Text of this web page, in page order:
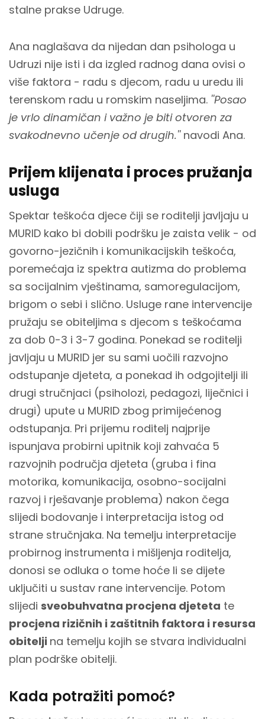
stalne prakse Udruge.
Ana naglašava da nijedan dan psihologa u
Udruzi nije isti i da izgled radnog dana ovisi o
više faktora - radu s djecom, radu u uredu ili
terenskom radu u romskim naseljima. ''Posao
je vrlo dinamičan i važno je biti otvoren za
svakodnevno učenje od drugih.''navodi Ana.
Prijem klijenata i proces pružanja
usluga
Spektar teškoća djece čiji se roditelji javljaju u
MURID kako bi dobili podršku je zaista velik - od
govorno-jezičnih i komunikacijskih teškoća,
poremećaja iz spektra autizma do problema
sa socijalnim vještinama, samoregulacijom,
brigom o sebi i slično. Usluge rane intervencije
pružaju se obiteljima s djecom s teškoćama
za dob 0-3 i 3-7 godina. Ponekad se roditelji
javljaju u MURID jer su sami uočili razvojno
odstupanje djeteta, a ponekad ih odgojitelji ili
drugi stručnjaci (psiholozi, pedagozi, liječnici i
drugi) upute u MURID zbog primijećenog
odstupanja. Pri prijemu roditelj najprije
ispunjava probirni upitnik koji zahvaća 5
razvojnih područja djeteta (gruba i fina
motorika, komunikacija, osobno-socijalni
razvoj i rješavanje problema) nakon čega
slijedi bodovanje i interpretacija istog od
strane stručnjaka. Na temelju interpretacije
probirnog instrumenta i mišljenja roditelja,
donosi se odluka o tome hoće li se dijete
uključiti u sustav rane intervencije. Potom
slijedi sveobuhvatna procjena djeteta te
procjena rizičnih i zaštitnih faktora i resursa
obitelji na temelju kojih se stvara individualni
plan podrške obitelji.
Kada potražiti pomoć?